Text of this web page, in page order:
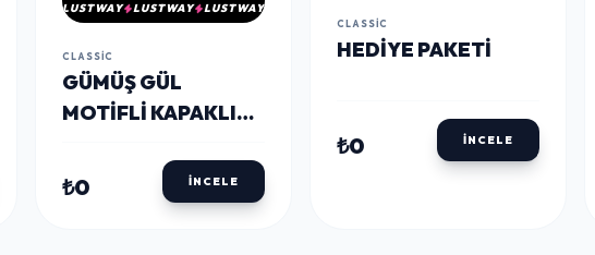
LUSTWAY LUSTWAY LUSTWAY
CLASSIC
GÜMÜŞ GÜL
MOTIFLI KAPAKLI
AYNASI
₺0 İNCELE
CLASSIC
HEDIYE PAKETI
₺0 İNCELE